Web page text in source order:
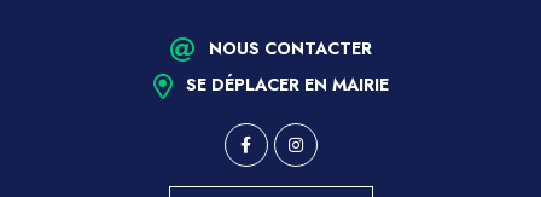
NOUS CONTACTER
SE DÉPLACER EN MAIRIE